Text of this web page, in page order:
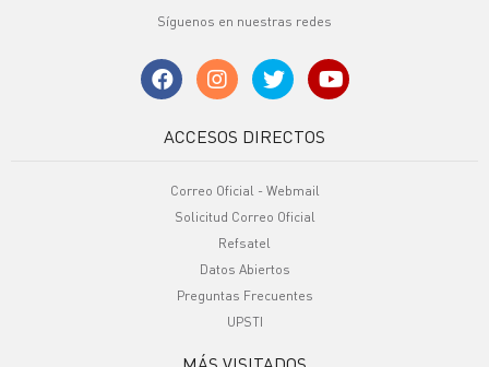
Síguenos en nuestras redes
ACCESOS DIRECTOS
Correo Oficial - Webmail
Solicitud Correo Oficial
Refsatel
Datos Abiertos
Preguntas Frecuentes
UPSTI